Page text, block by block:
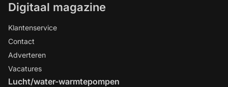
Digitaal magazine
Klantenservice
Contact
Adverteren
Vacatures
Lucht/water-warmtepompen